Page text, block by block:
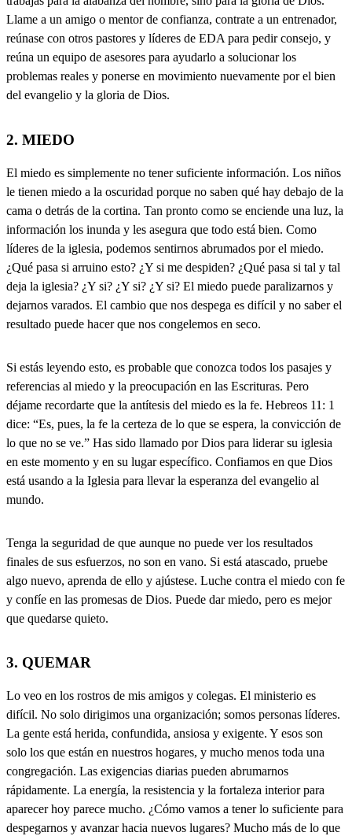
Llame a un amigo o mentor de confianza, contrate a un entrenador,
reúnase con otros pastores y líderes de EDA para pedir consejo, y
reúna un equipo de asesores para ayudarlo a solucionar los
problemas reales y ponerse en movimiento nuevamente por el bien
del evangelio y la gloria de Dios.
2. MIEDO
El miedo es simplemente no tener suficiente información. Los niños
le tienen miedo a la oscuridad porque no saben qué hay debajo de la
cama o detrás de la cortina. Tan pronto como se enciende una luz, la
información los inunda y les asegura que todo está bien. Como
líderes de la iglesia, podemos sentirnos abrumados por el miedo.
¿Qué pasa si arruino esto? ¿Y si me despiden? ¿Qué pasa si tal y tal
deja la iglesia? ¿Y si? ¿Y si? ¿Y si? El miedo puede paralizarnos y
dejarnos varados. El cambio que nos despega es difícil y no saber el
resultado puede hacer que nos congelemos en seco.
Si estás leyendo esto, es probable que conozca todos los pasajes y
referencias al miedo y la preocupación en las Escrituras. Pero
déjame recordarte que la antítesis del miedo es la fe. Hebreos 11: 1
dice: “Es, pues, la fe la certeza de lo que se espera, la convicción de
lo que no se ve.” Has sido llamado por Dios para liderar su iglesia
en este momento y en su lugar específico. Confiamos en que Dios
está usando a la Iglesia para llevar la esperanza del evangelio al
mundo.
Tenga la seguridad de que aunque no puede ver los resultados
finales de sus esfuerzos, no son en vano. Si está atascado, pruebe
algo nuevo, aprenda de ello y ajústese. Luche contra el miedo con fe
y confíe en las promesas de Dios. Puede dar miedo, pero es mejor
que quedarse quieto.
3. QUEMAR
Lo veo en los rostros de mis amigos y colegas. El ministerio es
difícil. No solo dirigimos una organización; somos personas líderes.
La gente está herida, confundida, ansiosa y exigente. Y esos son
solo los que están en nuestros hogares, y mucho menos toda una
congregación. Las exigencias diarias pueden abrumarnos
rápidamente. La energía, la resistencia y la fortaleza interior para
aparecer hoy parece mucho. ¿Cómo vamos a tener lo suficiente para
despegarnos y avanzar hacia nuevos lugares? Mucho más de lo que